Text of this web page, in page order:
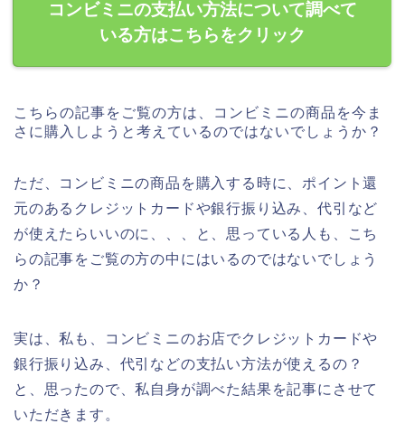
コンビミニの支払い方法について調べて
いる方はこちらをクリック
こちらの記事をご覧の方は、コンビミニの商品を今ま
さに購入しようと考えているのではないでしょうか？
ただ、コンビミニの商品を購入する時に、ポイント還
元のあるクレジットカードや銀行振り込み、代引など
が使えたらいいのに、、、と、思っている人も、こち
らの記事をご覧の方の中にはいるのではないでしょう
か？
実は、私も、コンビミニのお店でクレジットカードや
銀行振り込み、代引などの支払い方法が使えるの？
と、思ったので、私自身が調べた結果を記事にさせて
いただきます。